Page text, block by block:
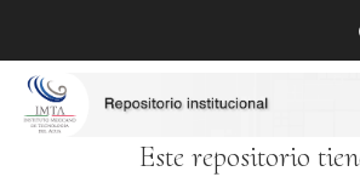
Este repositorio